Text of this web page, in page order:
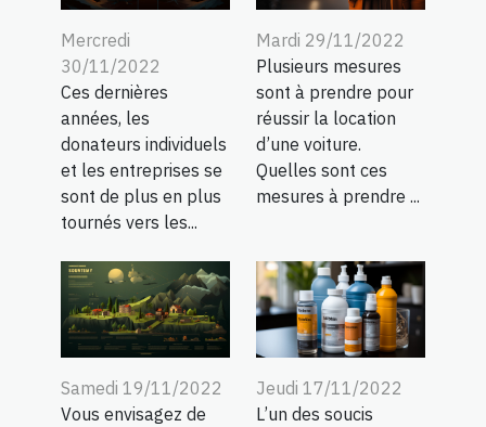
Mercredi
30/11/2022
Ces dernières
années, les
donateurs individuels
et les entreprises se
sont de plus en plus
tournés vers les...
Mardi 29/11/2022
Plusieurs mesures
sont à prendre pour
réussir la location
d’une voiture.
Quelles sont ces
mesures à prendre ...
Samedi 19/11/2022
Vous envisagez de
Jeudi 17/11/2022
L’un des soucis